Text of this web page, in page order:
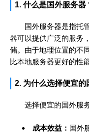
1. 什么是国外服务器
国外服务器是指托
器可以提供广泛的服务
储。由于地理位置的不
比本地服务器更好的性
2. 为什么选择便宜的
选择便宜的国外服
成本效益： 国外